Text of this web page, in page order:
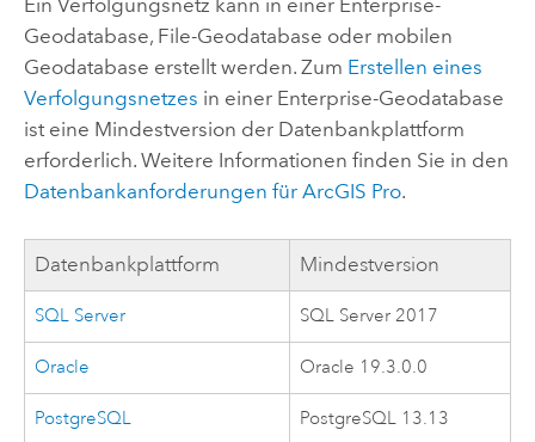
Ein Verfolgungsnetz kann in einer Enterprise-
Geodatabase, File-Geodatabase oder mobilen
Geodatabase erstellt werden. Zum Erstellen eines
Verfolgungsnetzes in einer Enterprise-Geodatabase
ist eine Mindestversion der Datenbankplattform
erforderlich. Weitere Informationen finden Sie in den
Datenbankanforderungen für ArcGIS Pro.
Datenbankplattform Mindestversion
SQL Server SQL Server 2017
Oracle Oracle 19.3.0.0
PostgreSQL PostgreSQL 13.13